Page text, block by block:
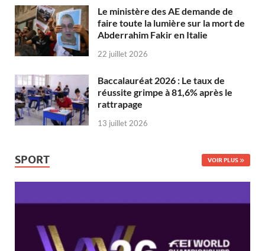
Le ministère des AE demande de
faire toute la lumière sur la mort de
Abderrahim Fakir en Italie
22 juillet 2026
Baccalauréat 2026 : Le taux de
réussite grimpe à 81,6% après le
rattrapage
13 juillet 2026
SPORT VOIR PLUS